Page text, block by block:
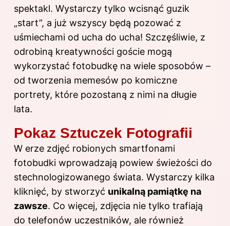
spektakl. Wystarczy tylko wcisnąć guzik
„start”, a już wszyscy będą pozować z
uśmiechami od ucha do ucha! Szczęśliwie, z
odrobiną kreatywności goście mogą
wykorzystać fotobudkę na wiele sposobów –
od tworzenia memesów po komiczne
portrety, które pozostaną z nimi na długie
lata.
Pokaz Sztuczek Fotografii
W erze zdjęć robionych smartfonami
fotobudki wprowadzają powiew świeżości do
stechnologizowanego świata. Wystarczy kilka
kliknięć, by stworzyć unikalną pamiątkę na
zawsze. Co więcej, zdjęcia nie tylko trafiają
do telefonów uczestników, ale również